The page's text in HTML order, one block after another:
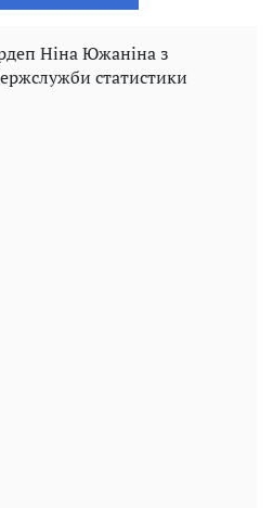
Ніна Южаніна з
статистики